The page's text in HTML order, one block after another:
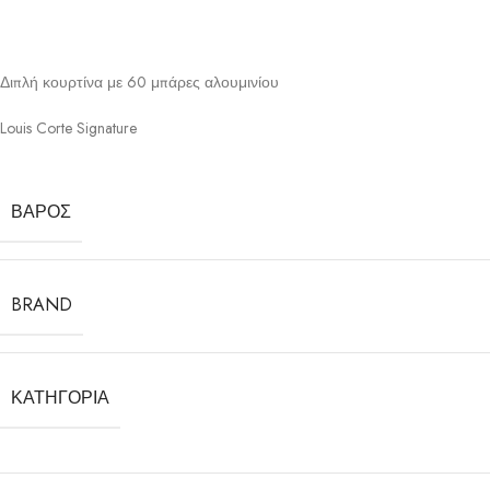
Διπλή κουρτίνα με 60 μπάρες αλουμινίου
Louis Corte Signature
ΒΆΡΟΣ
BRAND
ΚΑΤΗΓΟΡΊΑ